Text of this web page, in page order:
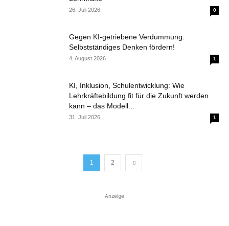
26. Juli 2026 0
Gegen KI-getriebene Verdummung:
Selbstständiges Denken fördern!
4. August 2026 1
KI, Inklusion, Schulentwicklung: Wie
Lehrkräftebildung fit für die Zukunft werden
kann – das Modell...
31. Juli 2026 1
1 2
Anzeige